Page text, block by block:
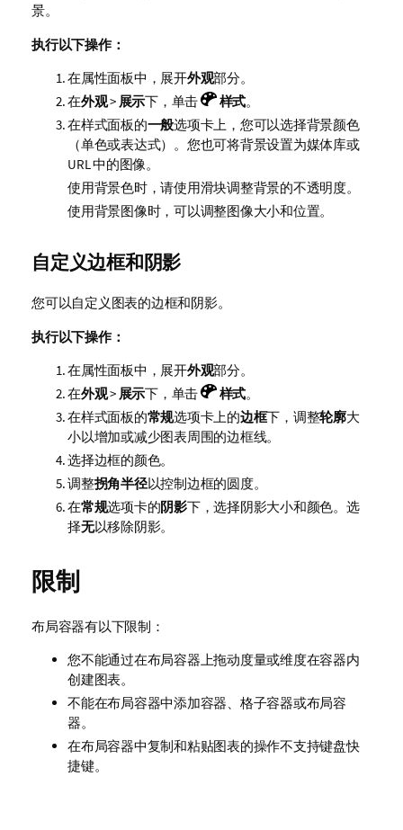
景。
执行以下操作：
在属性面板中，展开外观部分。
在外观> 展示下，单击 样式。
在样式面板的一般选项卡上，您可以选择背景颜色
（单色或表达式）。您也可将背景设置为媒体库或
URL 中的图像。
使用背景色时，请使用滑块调整背景的不透明度。
使用背景图像时，可以调整图像大小和位置。
自定义边框和阴影
您可以自定义图表的边框和阴影。
执行以下操作：
在属性面板中，展开外观部分。
在外观> 展示下，单击 样式。
在样式面板的常规选项卡上的边框下，调整轮廓大
小以增加或减少图表周围的边框线。
选择边框的颜色。
调整拐角半径以控制边框的圆度。
在常规选项卡的阴影下，选择阴影大小和颜色。选
择无以移除阴影。
限制
布局容器有以下限制：
您不能通过在布局容器上拖动度量或维度在容器内
创建图表。
不能在布局容器中添加容器、格子容器或布局容
器。
在布局容器中复制和粘贴图表的操作不支持键盘快
捷键。